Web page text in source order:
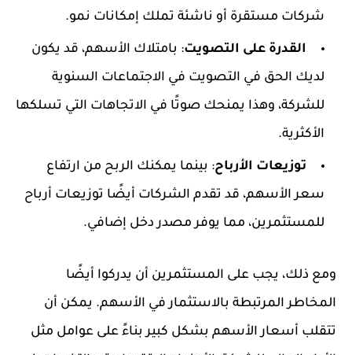
شركات مستقرة أو ناشئة تملك إمكانات نمو.
القدرة على التصويت: بامتلاك الأسهم، قد يكون
لديك الحق في التصويت في الاجتماعات السنوية
للشركة، وهذا يمنحك صوتًا في الاتجاهات التي تسلكها
الأكثرية.
توزيعات الأرباح: بينما يمكنك الربح من ارتفاع
سعر الأسهم، قد تقدم الشركات أيضًا توزيعات أرباح
للمستثمرين، مما يوفر مصدر دخل إضافي.
ومع ذلك، يجب على المستثمرين أن يدركوا أيضًا
المخاطر المرتبطة بالاستثمار في الأسهم. يمكن أن
تتقلب أسعار الأسهم بشكل كبير بناءً على عوامل مثل